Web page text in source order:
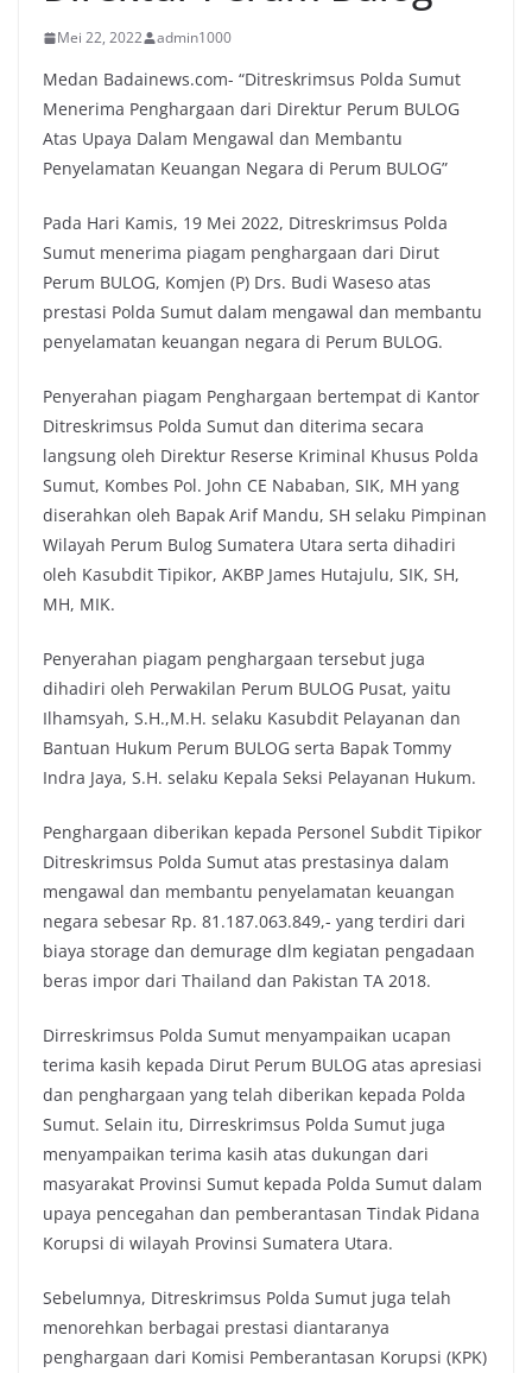
Mei 22, 2022 admin1000
Medan Badainews.com- “Ditreskrimsus Polda Sumut
Menerima Penghargaan dari Direktur Perum BULOG
Atas Upaya Dalam Mengawal dan Membantu
Penyelamatan Keuangan Negara di Perum BULOG”
Pada Hari Kamis, 19 Mei 2022, Ditreskrimsus Polda
Sumut menerima piagam penghargaan dari Dirut
Perum BULOG, Komjen (P) Drs. Budi Waseso atas
prestasi Polda Sumut dalam mengawal dan membantu
penyelamatan keuangan negara di Perum BULOG.
Penyerahan piagam Penghargaan bertempat di Kantor
Ditreskrimsus Polda Sumut dan diterima secara
langsung oleh Direktur Reserse Kriminal Khusus Polda
Sumut, Kombes Pol. John CE Nababan, SIK, MH yang
diserahkan oleh Bapak Arif Mandu, SH selaku Pimpinan
Wilayah Perum Bulog Sumatera Utara serta dihadiri
oleh Kasubdit Tipikor, AKBP James Hutajulu, SIK, SH,
MH, MIK.
Penyerahan piagam penghargaan tersebut juga
dihadiri oleh Perwakilan Perum BULOG Pusat, yaitu
Ilhamsyah, S.H.,M.H. selaku Kasubdit Pelayanan dan
Bantuan Hukum Perum BULOG serta Bapak Tommy
Indra Jaya, S.H. selaku Kepala Seksi Pelayanan Hukum.
Penghargaan diberikan kepada Personel Subdit Tipikor
Ditreskrimsus Polda Sumut atas prestasinya dalam
mengawal dan membantu penyelamatan keuangan
negara sebesar Rp. 81.187.063.849,- yang terdiri dari
biaya storage dan demurage dlm kegiatan pengadaan
beras impor dari Thailand dan Pakistan TA 2018.
Dirreskrimsus Polda Sumut menyampaikan ucapan
terima kasih kepada Dirut Perum BULOG atas apresiasi
dan penghargaan yang telah diberikan kepada Polda
Sumut. Selain itu, Dirreskrimsus Polda Sumut juga
menyampaikan terima kasih atas dukungan dari
masyarakat Provinsi Sumut kepada Polda Sumut dalam
upaya pencegahan dan pemberantasan Tindak Pidana
Korupsi di wilayah Provinsi Sumatera Utara.
Sebelumnya, Ditreskrimsus Polda Sumut juga telah
menorehkan berbagai prestasi diantaranya
penghargaan dari Komisi Pemberantasan Korupsi (KPK)